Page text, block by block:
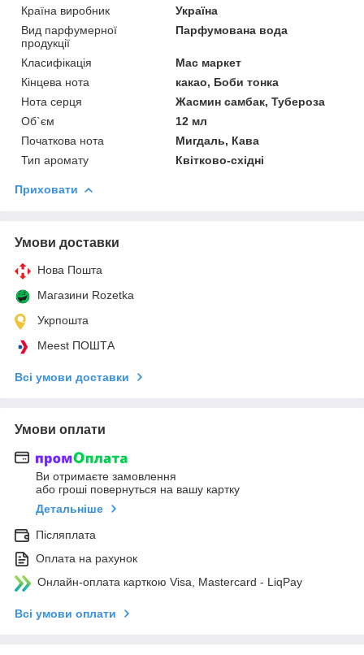
Країна виробник
Україна
Вид парфумерної
продукції
Парфумована вода
Класифікація
Мас маркет
Кінцева нота
какао, Боби тонка
Нота серця
Жасмин самбак, Тубероза
Об`єм
12 мл
Початкова нота
Мигдаль, Кава
Тип аромату
Квітково-східні
Приховати
Умови доставки
Нова Пошта
Магазини Rozetka
Укрпошта
Meest ПОШТА
Всі умови доставки
Умови оплати
Ви отримаєте замовлення
або гроші повернуться на вашу картку
Детальніше
Післяплата
Оплата на рахунок
Онлайн-оплата карткою Visa, Mastercard - LiqPay
Всі умови оплати